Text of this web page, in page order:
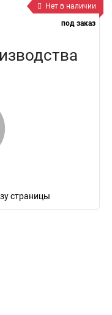
Нет в наличии
под заказ
страницы